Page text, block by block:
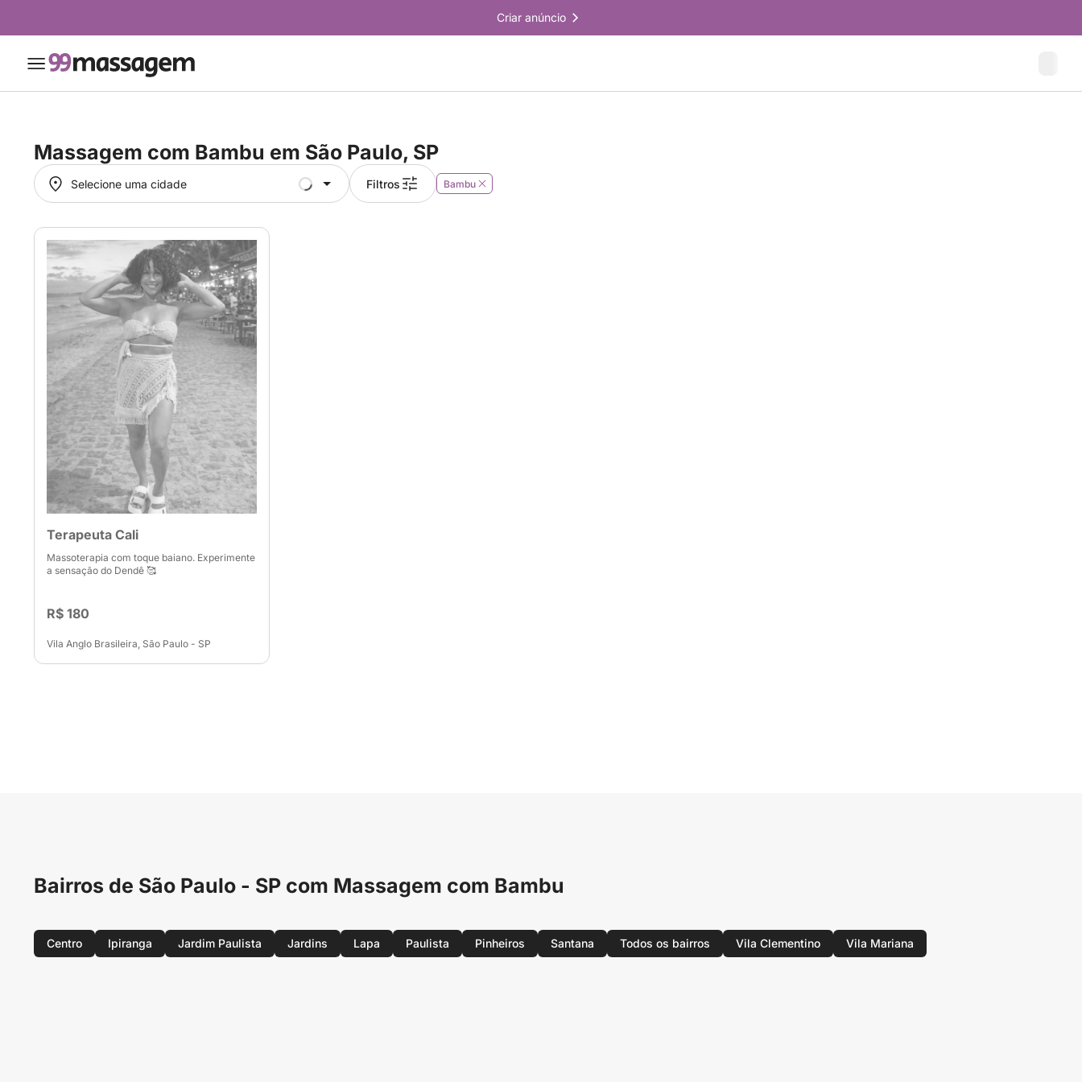
Criar anúncio
Massagem com Bambu em São Paulo, SP
Selecione uma cidade
Selecione uma cidade Filtros Bambu
Terapeuta Cali
Massoterapia com toque baiano. Experimente
a sensação do Dendê 🥰
R$ 180
Vila Anglo Brasileira, São Paulo - SP
Bairros de São Paulo - SP com Massagem com Bambu
Centro Ipiranga Jardim Paulista Jardins Lapa Paulista Pinheiros Santana Todos os bairros Vila Clementino Vila Mariana